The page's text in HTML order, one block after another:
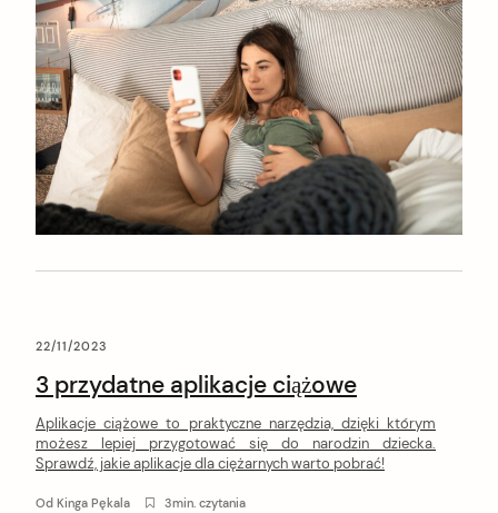
22/11/2023
3 przydatne aplikacje ciążowe
Aplikacje ciążowe to praktyczne narzędzia, dzięki którym
możesz lepiej przygotować się do narodzin dziecka.
Sprawdź, jakie aplikacje dla ciężarnych warto pobrać!
Od Kinga Pękala 3min. czytania